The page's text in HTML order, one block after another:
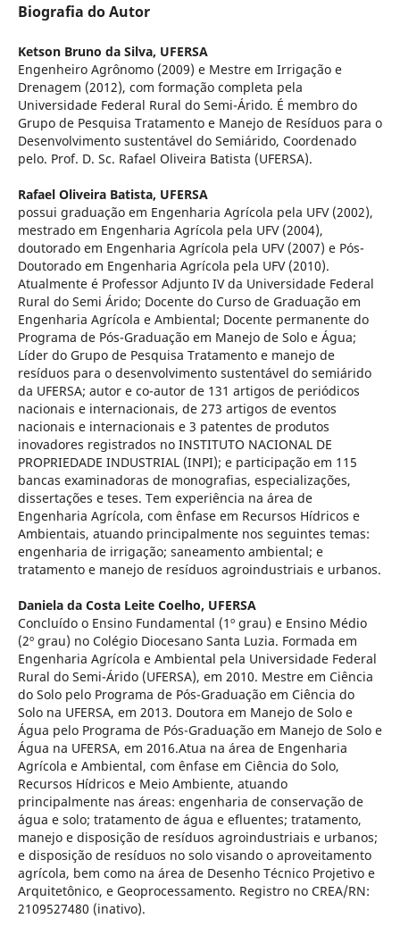
Biografia do Autor
Ketson Bruno da Silva, UFERSA
Engenheiro Agrônomo (2009) e Mestre em Irrigação e
Drenagem (2012), com formação completa pela
Universidade Federal Rural do Semi-Árido. É membro do
Grupo de Pesquisa Tratamento e Manejo de Resíduos para o
Desenvolvimento sustentável do Semiárido, Coordenado
pelo. Prof. D. Sc. Rafael Oliveira Batista (UFERSA).
Rafael Oliveira Batista, UFERSA
possui graduação em Engenharia Agrícola pela UFV (2002),
mestrado em Engenharia Agrícola pela UFV (2004),
doutorado em Engenharia Agrícola pela UFV (2007) e Pós-
Doutorado em Engenharia Agrícola pela UFV (2010).
Atualmente é Professor Adjunto IV da Universidade Federal
Rural do Semi Árido; Docente do Curso de Graduação em
Engenharia Agrícola e Ambiental; Docente permanente do
Programa de Pós-Graduação em Manejo de Solo e Água;
Líder do Grupo de Pesquisa Tratamento e manejo de
resíduos para o desenvolvimento sustentável do semiárido
da UFERSA; autor e co-autor de 131 artigos de periódicos
nacionais e internacionais, de 273 artigos de eventos
nacionais e internacionais e 3 patentes de produtos
inovadores registrados no INSTITUTO NACIONAL DE
PROPRIEDADE INDUSTRIAL (INPI); e participação em 115
bancas examinadoras de monografias, especializações,
dissertações e teses. Tem experiência na área de
Engenharia Agrícola, com ênfase em Recursos Hídricos e
Ambientais, atuando principalmente nos seguintes temas:
engenharia de irrigação; saneamento ambiental; e
tratamento e manejo de resíduos agroindustriais e urbanos.
Daniela da Costa Leite Coelho, UFERSA
Concluído o Ensino Fundamental (1º grau) e Ensino Médio
(2º grau) no Colégio Diocesano Santa Luzia. Formada em
Engenharia Agrícola e Ambiental pela Universidade Federal
Rural do Semi-Árido (UFERSA), em 2010. Mestre em Ciência
do Solo pelo Programa de Pós-Graduação em Ciência do
Solo na UFERSA, em 2013. Doutora em Manejo de Solo e
Água pelo Programa de Pós-Graduação em Manejo de Solo e
Água na UFERSA, em 2016.Atua na área de Engenharia
Agrícola e Ambiental, com ênfase em Ciência do Solo,
Recursos Hídricos e Meio Ambiente, atuando
principalmente nas áreas: engenharia de conservação de
água e solo; tratamento de água e efluentes; tratamento,
manejo e disposição de resíduos agroindustriais e urbanos;
e disposição de resíduos no solo visando o aproveitamento
agrícola, bem como na área de Desenho Técnico Projetivo e
Arquitetônico, e Geoprocessamento. Registro no CREA/RN:
2109527480 (inativo).